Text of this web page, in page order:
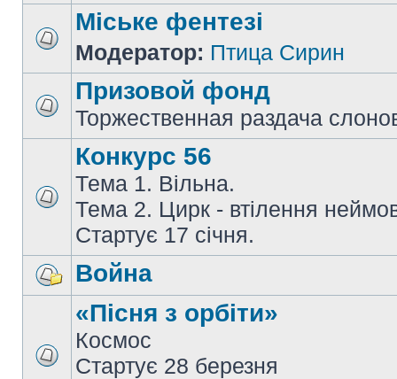
Міське фентезі
Модератор: Птица Сирин
Призовой фонд
Торжественная раздача
Конкурс 56
Тема 1. Вільна.
Тема 2. Цирк - втілення
Стартує 17 січня.
Война
«Пісня з орбіти»
Космос
Стартує 28 березня